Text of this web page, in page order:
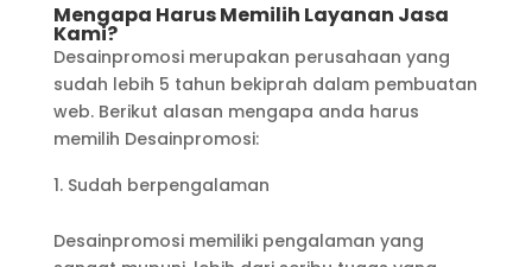
Mengapa Harus Memilih Layanan Jasa
Kami?
Desainpromosi merupakan perusahaan yang
sudah lebih 5 tahun bekiprah dalam pembuatan
web. Berikut alasan mengapa anda harus
memilih Desainpromosi:
Sudah berpengalaman
Desainpromosi memiliki pengalaman yang